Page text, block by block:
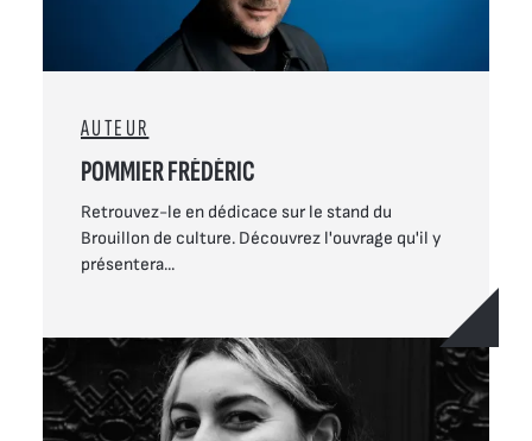
AUTEUR
POMMIER FRÉDÉRIC
Retrouvez-le en dédicace sur le stand du
Brouillon de culture. Découvrez l'ouvrage qu'il y
présentera...